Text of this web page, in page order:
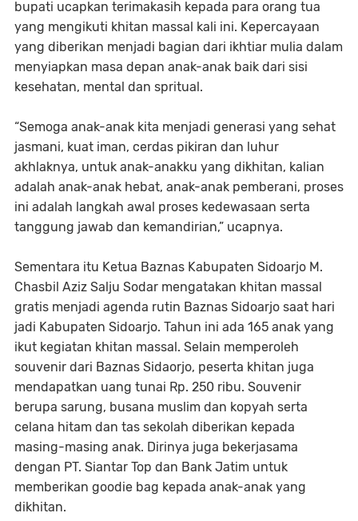
bupati ucapkan terimakasih kepada para orang tua
yang mengikuti khitan massal kali ini. Kepercayaan
yang diberikan menjadi bagian dari ikhtiar mulia dalam
menyiapkan masa depan anak-anak baik dari sisi
kesehatan, mental dan spritual.
“Semoga anak-anak kita menjadi generasi yang sehat
jasmani, kuat iman, cerdas pikiran dan luhur
akhlaknya, untuk anak-anakku yang dikhitan, kalian
adalah anak-anak hebat, anak-anak pemberani, proses
ini adalah langkah awal proses kedewasaan serta
tanggung jawab dan kemandirian,” ucapnya.
Sementara itu Ketua Baznas Kabupaten Sidoarjo M.
Chasbil Aziz Salju Sodar mengatakan khitan massal
gratis menjadi agenda rutin Baznas Sidoarjo saat hari
jadi Kabupaten Sidoarjo. Tahun ini ada 165 anak yang
ikut kegiatan khitan massal. Selain memperoleh
souvenir dari Baznas Sidaorjo, peserta khitan juga
mendapatkan uang tunai Rp. 250 ribu. Souvenir
berupa sarung, busana muslim dan kopyah serta
celana hitam dan tas sekolah diberikan kepada
masing-masing anak. Dirinya juga bekerjasama
dengan PT. Siantar Top dan Bank Jatim untuk
memberikan goodie bag kepada anak-anak yang
dikhitan.